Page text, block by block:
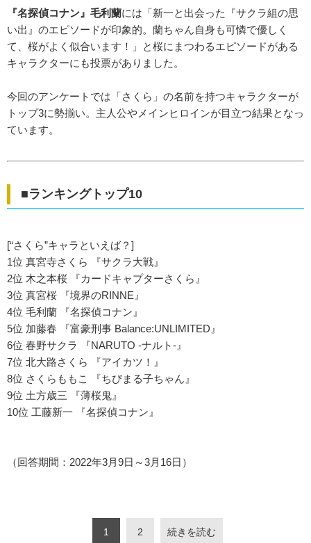
『名探偵コナン』毛利蘭には「新一と出会った『サクラ組の思
い出』のエピソードが印象的。蘭ちゃん自身も可憐で優しく
て、桜がよく似合います！」と桜にまつわるエピソードがある
キャラクターにも投票がありました。
今回のアンケートでは「さくら」の名前を持つキャラクターが
トップ3に勢揃い。主人公やメインヒロインが目立つ結果となっ
ています。
■ランキングトップ10
[“さくら”キャラといえば？]
1位 真宮寺さくら 『サクラ大戦』
2位 木之本桜 『カードキャプターさくら』
3位 真宮桜 『境界のRINNE』
4位 毛利蘭 『名探偵コナン』
5位 加藤春 『富豪刑事 Balance:UNLIMITED』
6位 春野サクラ 『NARUTO -ナルト-』
7位 北大路さくら 『アイカツ！』
8位 さくらももこ 『ちびまる子ちゃん』
9位 土方歳三 『薄桜鬼』
10位 工藤新一 『名探偵コナン』
（回答期間：2022年3月9日～3月16日）
1 2 続きを読む